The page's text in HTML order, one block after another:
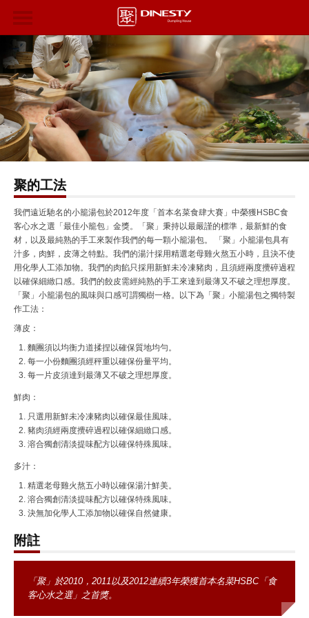
聚的工法
我們遠近馳名的小籠湯包於2012年度「首本名菜食肆大賽」中榮獲HSBC食
客心水之選「最佳小籠包」金獎。「聚」秉持以最嚴謹的標準，最新鮮的食
材，以及最純熟的手工來製作我們的每一顆小籠湯包。 「聚」小籠湯包具有
汁多，肉鮮，皮薄之特點。我們的湯汁採用精選老母雞火熬五小時，且決不使
用化學人工添加物。我們的肉餡只採用新鮮未冷凍豬肉，且須經兩度攪碎過程
以確保細緻口感。我們的餃皮需經純熟的手工來達到最薄又不破之理想厚度。
「聚」小籠湯包的風味與口感可謂獨樹一格。以下為「聚」小籠湯包之獨特製
作工法：
薄皮：
麵團須以均衡力道揉捏以確保質地均勻。
每一小份麵團須經秤重以確保份量平均。
每一片皮須達到最薄又不破之理想厚度。
鮮肉：
只選用新鮮未冷凍豬肉以確保最佳風味。
豬肉須經兩度攪碎過程以確保細緻口感。
溶合獨創清淡提味配方以確保特殊風味。
多汁：
精選老母雞火熬五小時以確保湯汁鮮美。
溶合獨創清淡提味配方以確保特殊風味。
決無加化學人工添加物以確保自然健康。
附註
「聚」於2010，2011以及2012連續3年榮獲首本名菜HSBC「食
客心水之選」之首獎。